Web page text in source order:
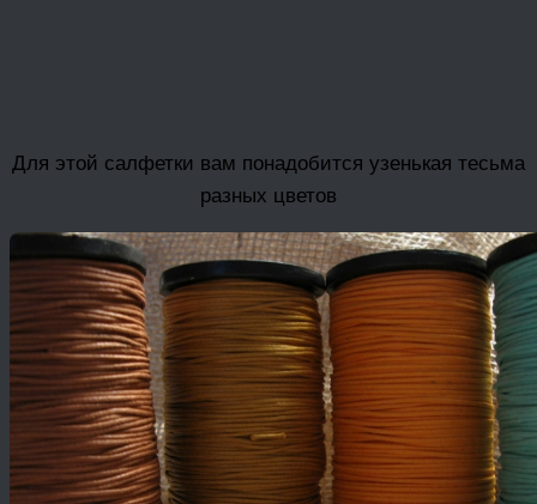
Для этой салфетки вам понадобится узенькая тесьма
разных цветов